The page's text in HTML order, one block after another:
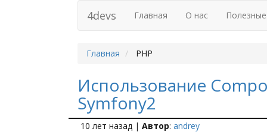
4devs Главная О нас
Главная PHP
Использование
Symfony2
10 лет назад | Автор: andrey